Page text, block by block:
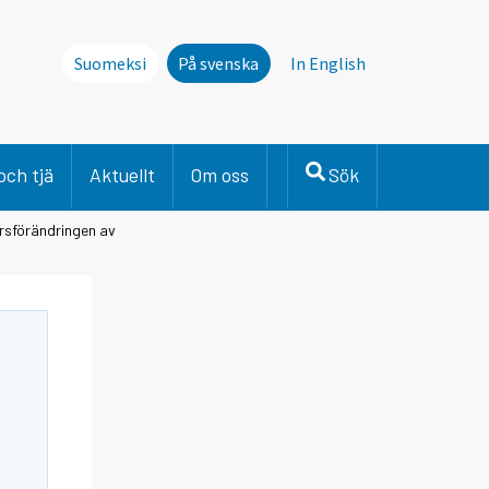
Suomeksi På svenska In English
tjä Aktuellt Om oss Sök
av